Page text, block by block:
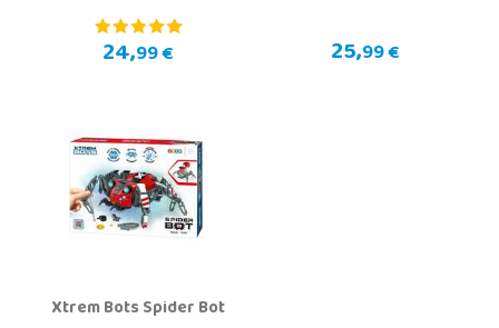
24,99 € 25,99 €
Xtrem Bots Spider Bot